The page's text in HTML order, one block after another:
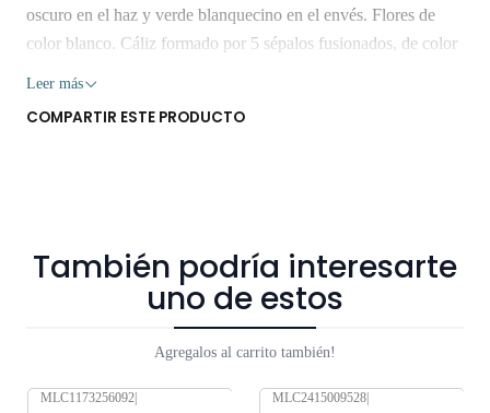
oscuro en el haz y verde blanquecino en el envés. Flores de
color blanco. Cáliz formado por 5 sépalos fusionados, de color
Chile y crece desde el río Aconcagua hasta Concepción (V a
hábiles. Despachos solo en la Región Metropolitana. No
enviamos a regiones. Los árboles y plantas son seres vivos que
al someterlos a viajes largos sin suficiente agua y luz o mucha
exposición al sol, pueden verse afectados seriamente.
Despacho gratis por compras sobre $80.000.
Leer más
COMPARTIR ESTE PRODUCTO
También podría interesarte
uno de estos
Agregalos al carrito también!
MLC1173256092 MLC2415009528